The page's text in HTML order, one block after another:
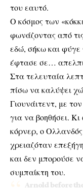
του εαυτό.
Ο κόσμος των
φωνάζοντας από
εδώ, σήκω και
έφτασε σε…
Στα τελευταία
πίσω να καλύψει
Γιουνάιτεντ, με
για να βοηθήσει.
κόρνερ, ο
χρειαζόταν
και δεν μπορούσε
συμπαίκτη του.
Arnold before